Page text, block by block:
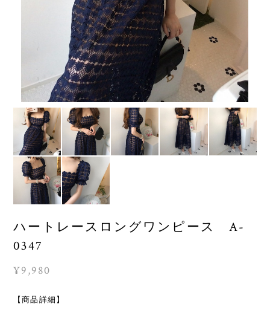
ハートレースロングワンピース A-
0347
¥9,980
【商品詳細】